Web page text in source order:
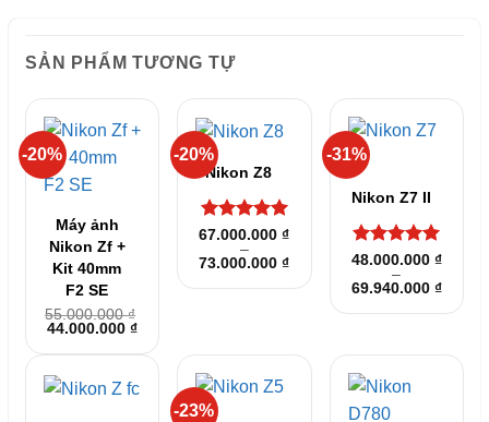
SẢN PHẨM TƯƠNG TỰ
-20%
Máy ảnh
Nikon Zf +
Kit 40mm
F2 SE
55.000.000₫
Giá
là:
44.000.000₫Giá
hiện
tại
44.000.000 ₫.
-20%
Nikon Z8
Được xếp
hạng5
sao
67.000.000₫
–
73.000.000₫Khoảng
giá:
từ
67.000.000 ₫
-31%
Nikon Z7 II
Được xếp
hạng5
sao
48.000.000 ₫
–
69.940.000 ₫
giá:
từ
-23%